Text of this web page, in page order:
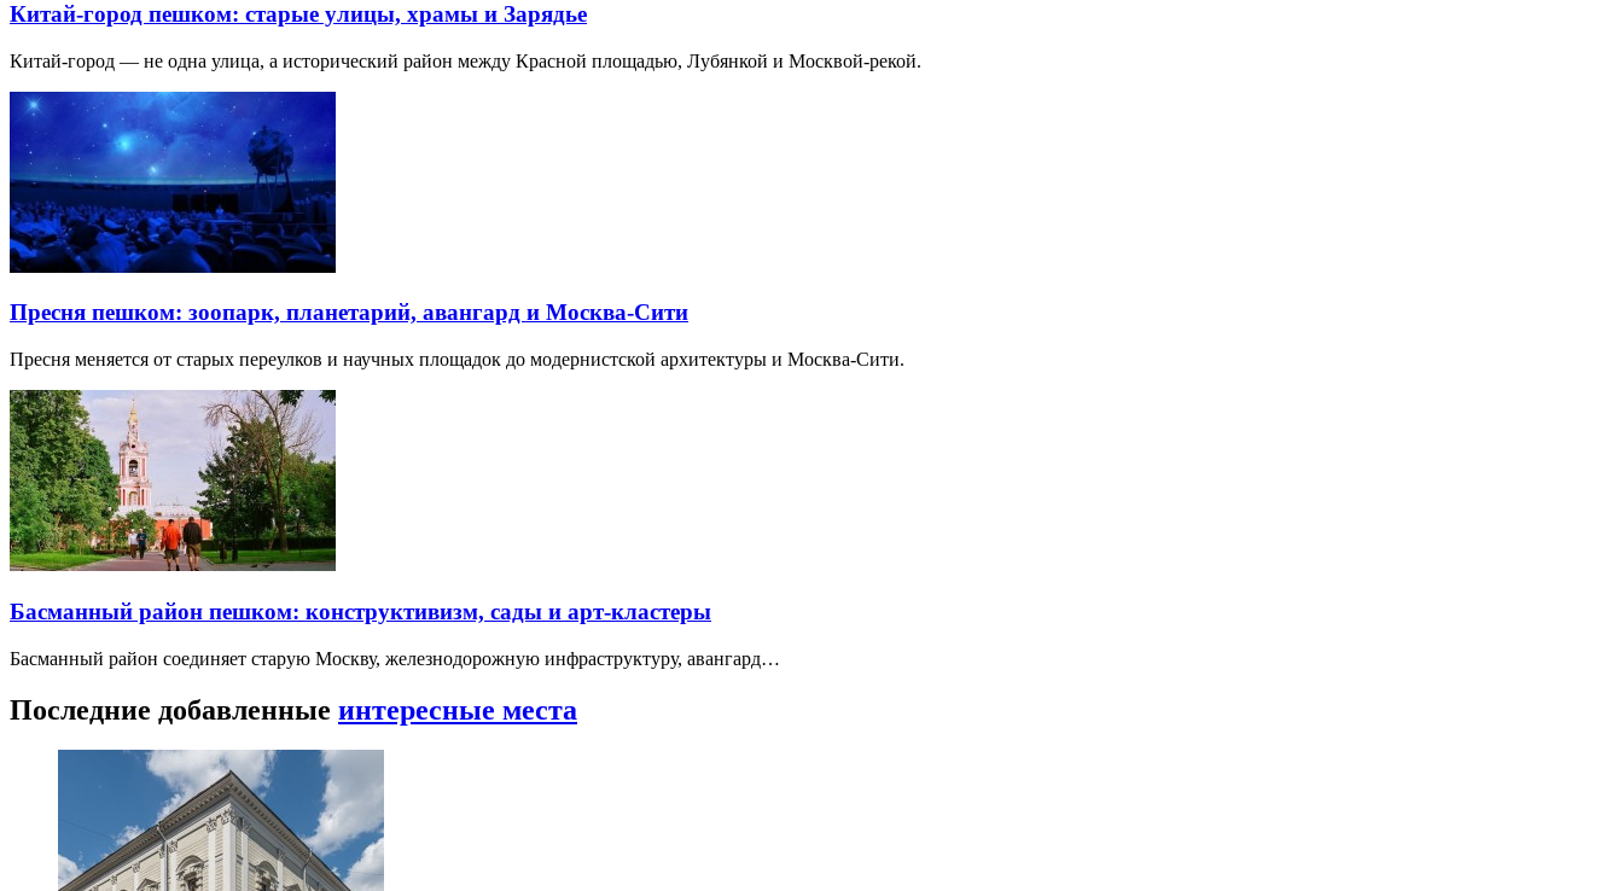
Китай-город пешком: старые улицы, храмы и Зарядье
Китай-город — не одна улица, а исторический район между Красной площадью, Лубянкой и Москвой-рекой.
Пресня пешком: зоопарк, планетарий, авангард и Москва-Сити
Пресня меняется от старых переулков и научных площадок до модернистской архитектуры и Москва-Сити.
Басманный район пешком: конструктивизм, сады и арт-кластеры
Басманный район соединяет старую Москву, железнодорожную инфраструктуру, авангард…
Последние добавленные интересные места